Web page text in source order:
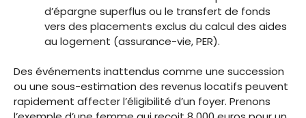
d’épargne superflus ou le transfert de fonds
vers des placements exclus du calcul des aides
au logement (assurance-vie, PER).
Des événements inattendus comme une succession
ou une sous-estimation des revenus locatifs peuvent
rapidement affecter l’éligibilité d’un foyer. Prenons